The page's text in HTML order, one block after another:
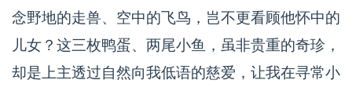
念野地的走兽、空中的飞鸟，岂不更看顾他怀中的
儿女？这三枚鸭蛋、两尾小鱼，虽非贵重的奇珍，
却是上主透过自然向我低语的慈爱，让我在寻常小